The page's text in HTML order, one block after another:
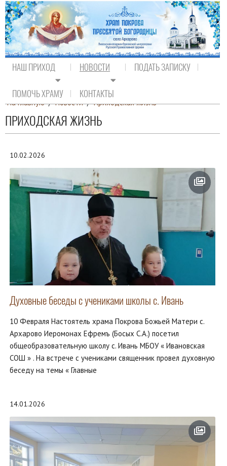
НАШ ПРИХОД НОВОСТИ ПОДАТЬ ЗАПИСКУ
ПОМОЧЬ ХРАМУ КОНТАКТЫ
На главную / Новости / Приходская жизнь
ПРИХОДСКАЯ ЖИЗНЬ
10.02.2026
Духовные беседы с учениками школы с. Ивань
10 Февраля Настоятель храма Покрова Божьей Матери с.
Архарово Иеромонах Ефремъ (Босых С.А.) посетил
общеобразовательную школу с. Ивань МБОУ « Ивановская
СОШ » . На встрече с учениками священник провел духовную
беседу на темы « Главные
14.01.2026